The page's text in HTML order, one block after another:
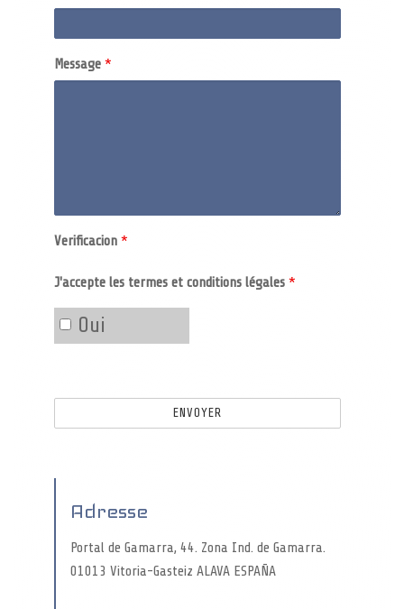
Message *
Verificacion *
J'accepte les termes et conditions légales *
Oui
Adresse
Portal de Gamarra, 44. Zona Ind. de Gamarra.
01013 Vitoria-Gasteiz ALAVA ESPAÑA